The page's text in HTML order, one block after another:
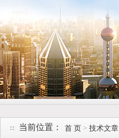
当前位置： 首 页 > 技术文章